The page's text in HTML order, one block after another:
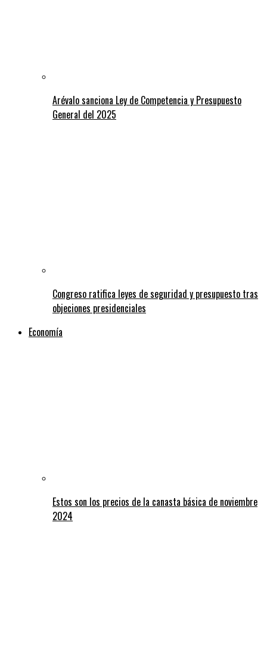
Arévalo sanciona Ley de Competencia y Presupuesto
General del 2025
Congreso ratifica leyes de seguridad y presupuesto tras
objeciones presidenciales
Economía
Estos son los precios de la canasta básica de noviembre
2024